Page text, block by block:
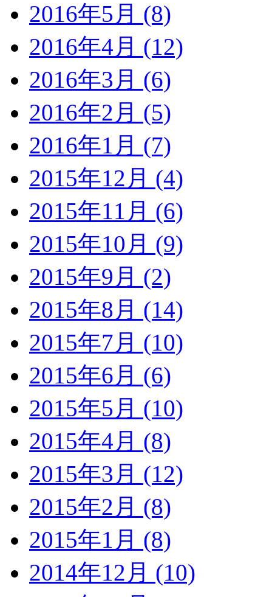
2016年5月 (8)
2016年4月 (12)
2016年3月 (6)
2016年2月 (5)
2016年1月 (7)
2015年12月 (4)
2015年11月 (6)
2015年10月 (9)
2015年9月 (2)
2015年8月 (14)
2015年7月 (10)
2015年6月 (6)
2015年5月 (10)
2015年4月 (8)
2015年3月 (12)
2015年2月 (8)
2015年1月 (8)
2014年12月 (10)